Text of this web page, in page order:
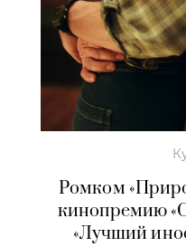
Ромком
кинопремию
«Лучший